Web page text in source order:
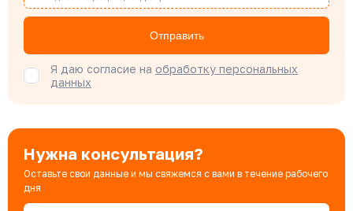
Бондарюк Евгения
Специалист отдела продаж
Отправить
Я даю согласие на обработку персональных
данных
Нужна консультация?
Оставьте свои данные и мы свяжемся с вами в течение рабочего
дня